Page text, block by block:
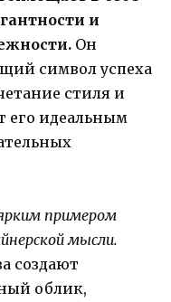
и
Он
символ успеха
стиля и
его идеальным
примером
мысли.
создают
облик,